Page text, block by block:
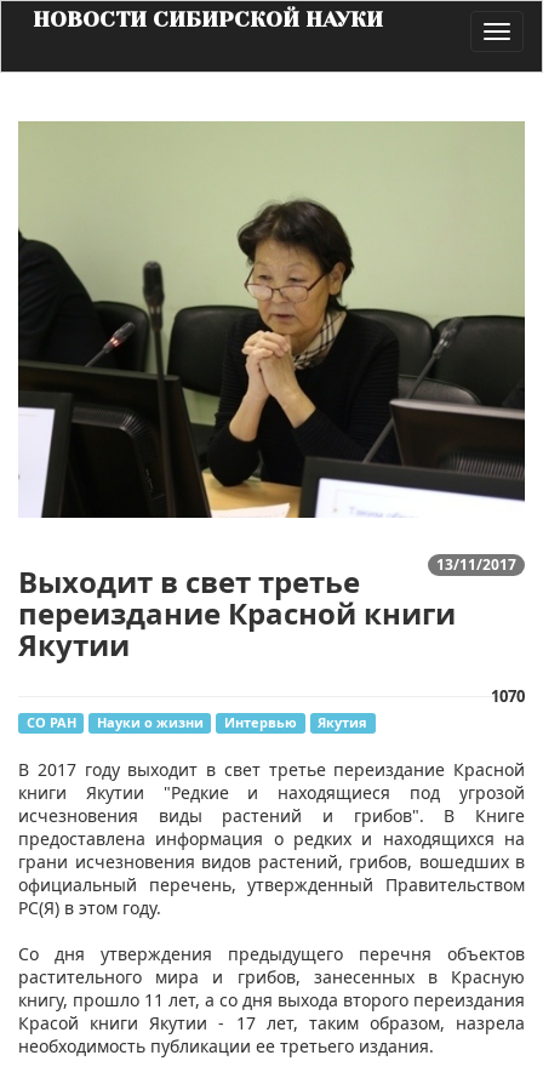
НОВОСТИ СИБИРСКОЙ НАУКИ
13/11/2017
Выходит в свет третье
переиздание Красной книги
Якутии
1070
СО РАН Науки о жизни Интервью Якутия
В 2017 году выходит в свет третье переиздание Красной
книги Якутии "Редкие и находящиеся под угрозой
исчезновения виды растений и грибов". В Книге
предоставлена информация о редких и находящихся на
грани исчезновения видов растений, грибов, вошедших в
официальный перечень, утвержденный Правительством
РС(Я) в этом году.
Со дня утверждения предыдущего перечня объектов
растительного мира и грибов, занесенных в Красную
книгу, прошло 11 лет, а со дня выхода второго переиздания
Красой книги Якутии - 17 лет, таким образом, назрела
необходимость публикации ее третьего издания.